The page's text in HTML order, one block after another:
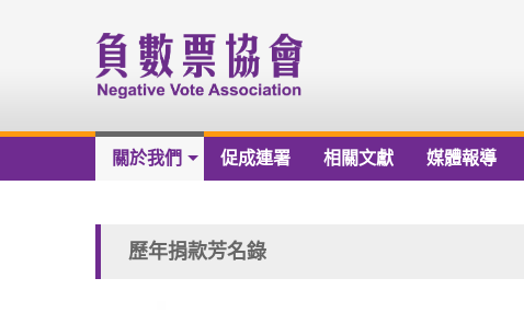
關於我們
負數票協會章程草案
促成連署 相關文獻 媒體報導
歷年捐款芳名錄